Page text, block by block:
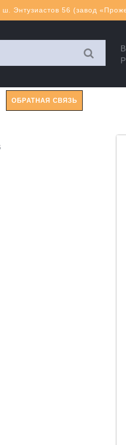
ш. Энтузиастов 56 (завод
ОБРАТНАЯ СВЯЗЬ